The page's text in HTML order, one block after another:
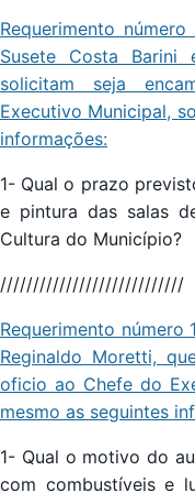
Requerimento
Susete Costa Barini
solicitam seja
Executivo Municipal,
informações:
1- Qual o prazo
e pintura das salas
Cultura do Município?
////////////////////////////
Requerimento
Reginaldo Moretti,
oficio ao Chefe do
mesmo as seguintes
1- Qual o motivo do
com combustíveis e